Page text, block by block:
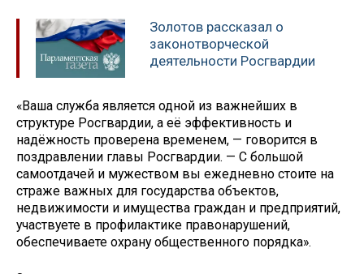
Золотов рассказал о
законотворческой
деятельности Росгвардии
«Ваша служба является одной из важнейших в
структуре Росгвардии, а её эффективность и
надёжность проверена временем, — говорится в
поздравлении главы Росгвардии. — С большой
самоотдачей и мужеством вы ежедневно стоите на
страже важных для государства объектов,
недвижимости и имущества граждан и предприятий,
участвуете в профилактике правонарушений,
обеспечиваете охрану общественного порядка».